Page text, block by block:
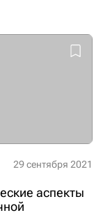
29 сентября 2021
аспекты